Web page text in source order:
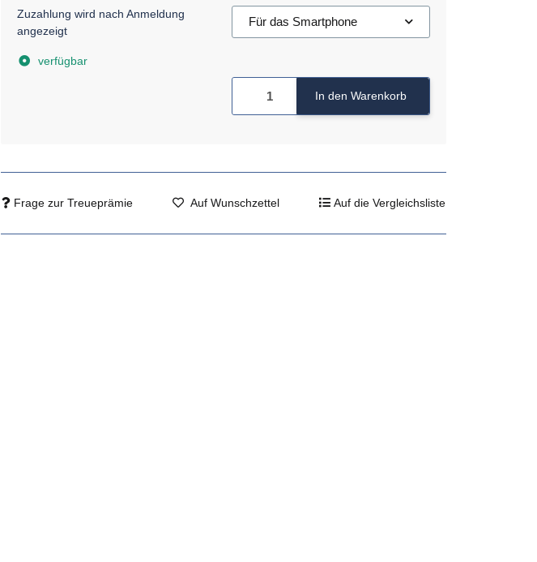
Zuzahlung wird nach Anmeldung
angezeigt
verfügbar
Für das Smartphone
In den Warenkorb
Frage zur Treueprämie Auf Wunschzettel Auf die Vergleichsliste